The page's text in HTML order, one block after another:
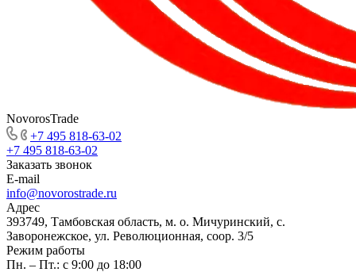
NovorosTrade
+7 495 818-63-02
+7 495 818-63-02
Заказать звонок
E-mail
info@novorostrade.ru
Адрес
393749, Тамбовская область, м. о. Мичуринский, с.
Заворонежское, ул. Революционная, соор. 3/5
Режим работы
Пн. – Пт.: с 9:00 до 18:00